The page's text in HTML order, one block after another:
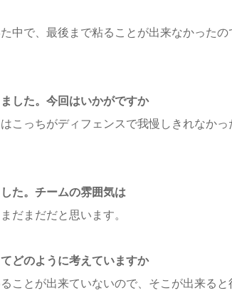
中で、最後まで粘ることが出来なかったの
した。今回はいかがですか
こっちがディフェンスで我慢しきれなかっ
た。チームの雰囲気は
だまだだと思います。
どのように考えていますか
ことが出来ていないので、そこが出来ると